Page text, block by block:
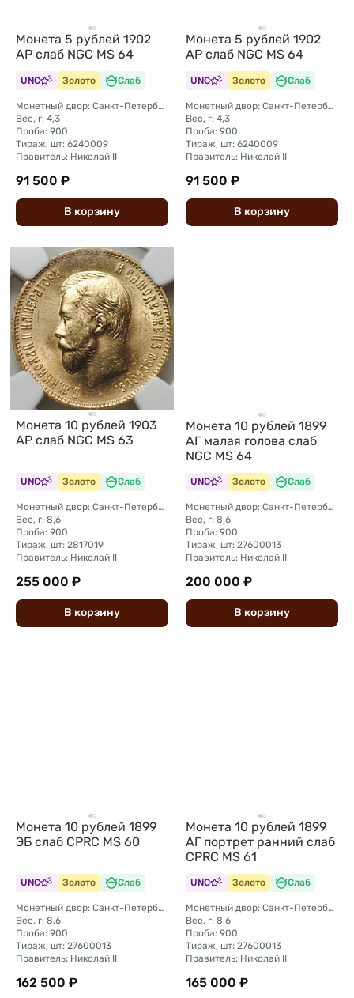
Монета 5 рублей 1902
АР слаб NGC MS 64
UNC Золото Слаб
Монетный двор: Санкт-Петербургский монетный двор
Вес, г: 4,3
Проба: 900
Тираж, шт: 6240009
Правитель: Николай II
91 500 ₽
В корзину
Монета 5 рублей 1902
АР слаб NGC MS 64
UNC Золото Слаб
Монетный двор: Санкт-Петербургский монетный двор
Вес, г: 4,3
Проба: 900
Тираж, шт: 6240009
Правитель: Николай II
91 500 ₽
В корзину
Монета 10 рублей 1903
АР слаб NGC MS 63
UNC Золото Слаб
Монетный двор: Санкт-Петербургский монетный двор
Вес, г: 8,6
Проба: 900
Тираж, шт: 2817019
Правитель: Николай II
255 000 ₽
В корзину
Монета 10 рублей 1899
АГ малая голова слаб
NGC MS 64
UNC Золото Слаб
Монетный двор: Санкт-Петербургский монетный двор
Вес, г: 8,6
Проба: 900
Тираж, шт: 27600013
Правитель: Николай II
200 000 ₽
В корзину
Монета 10 рублей 1899
ЭБ слаб CPRC MS 60
UNC Золото Слаб
Монетный двор: Санкт-Петербургский монетный двор
Вес, г: 8,6
Проба: 900
Тираж, шт: 27600013
Правитель: Николай II
162 500 ₽
Монета 10 рублей 1899
АГ портрет ранний слаб
CPRC MS 61
UNC Золото Слаб
Монетный двор: Санкт-Петербургский монетный двор
Вес, г: 8,6
Проба: 900
Тираж, шт: 27600013
Правитель: Николай II
165 000 ₽